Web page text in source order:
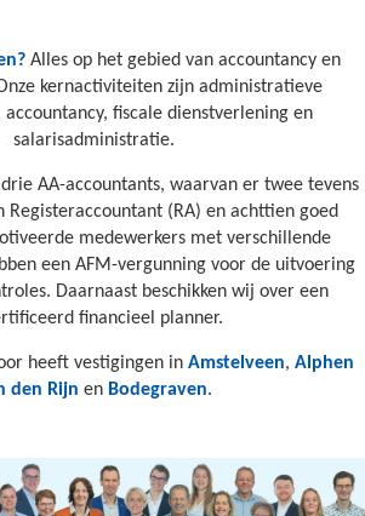
Alles op het gebied van accountancy en
kernactiviteiten zijn administratieve
fiscale dienstverlening en
salarisadministratie.
AA-accountants, waarvan er twee tevens
Registeraccountant (RA) en achttien goed
medewerkers met verschillende
een AFM-vergunning voor de uitvoering
Daarnaast beschikken wij over een
financieel planner.
heeft vestigingen in Amstelveen, Alphen
den Rijn en Bodegraven.